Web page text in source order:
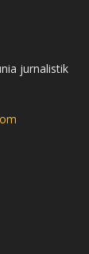
jurnalistik